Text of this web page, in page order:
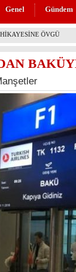
Genel Gündem